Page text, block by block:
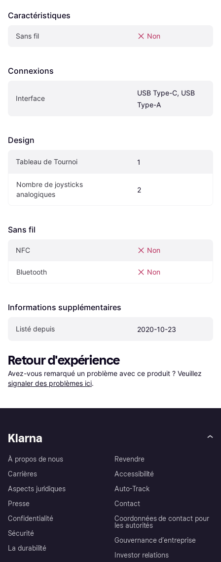
Caractéristiques
Sans fil Non
Connexions
Interface
USB Type-C, USB
Type-A
Design
Tableau de Tournoi 1
Nombre de joysticks
analogiques
2
Sans fil
NFC Non
Bluetooth Non
Informations supplémentaires
Listé depuis 2020-10-23
Retour d'expérience
Avez-vous remarqué un problème avec ce produit ? Veuillez
signaler des problèmes ici.
Klarna
À propos de nous
Carrières
Aspects juridiques
Presse
Confidentialité
Sécurité
La durabilité
Revendre
Accessibilité
Auto-Track
Contact
Coordonnées de contact pour
les autorités
Gouvernance d’entreprise
Investor relations